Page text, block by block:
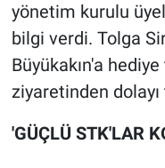
yönetim kurulu
bilgi verdi. Tolga
Büyükakın'a
ziyaretinden
'GÜÇLÜ STK'LAR